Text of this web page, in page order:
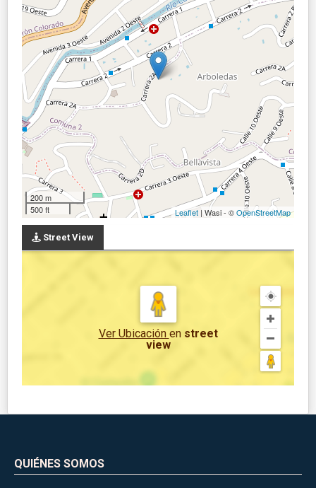
200 m
500 ft
Leaflet | Wasi - ©OpenStreetMap
Street View
Ver Ubicación en street
view
QUIÉNES SOMOS